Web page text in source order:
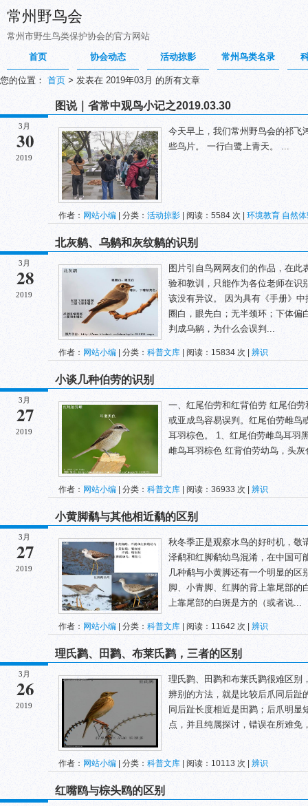
常州野鸟会
常州市野生鸟类保护协会的官方网站
首页
协会动态 活动掠影 常州鸟类名录
您的位置： 首页 > 发表在 2019年03月 的所有文章
3月
30
2019
图说｜省常中观鸟小记之2019.03.30
今天早上，我们常州野鸟会的祁飞
些鸟片。 一行白鹭上青天。 ...
作者： 网站小编 | 分类： 活动掠影 | 阅读：5584 次 | 环境教育 自然
3月
28
2019
北灰鹟、乌鹟和灰纹鹟的识别
图片引自鸟网网友们的作品，在此
验和教训，只能作为各位老师在识
该没有异议。 因为具有《手册》
圈白，眼先白；无半颈环；下体偏
判成乌鹟，为什么会误判...
作者： 网站小编 | 分类： 科普文库 | 阅读：15834 次 | 辨识
3月
27
2019
小谈几种伯劳的识别
一、红尾伯劳和红背伯劳 红尾伯
或亚成鸟容易误判。红尾伯劳雌鸟
耳羽棕色。 1、红尾伯劳雌鸟耳羽
雌鸟耳羽棕色 红背伯劳幼鸟，头
作者： 网站小编 | 分类： 科普文库 | 阅读：36933 次 | 辨识
3月
27
2019
小黄脚鹬与其他相近鹬的区别
秋冬季正是观察水鸟的好时机，敬
泽鹬和红脚鹬幼鸟混淆，在中国可
几种鹬与小黄脚还有一个明显的区
脚、小青脚、红脚的背上靠尾部的
上靠尾部的白斑是方的（或者说...
作者： 网站小编 | 分类： 科普文库 | 阅读：11642 次 | 辨识
3月
26
2019
理氏鹨、田鹨、布莱氏鹨，三者的区别
理氏鹨、田鹨和布莱氏鹨很难区别
辨别的方法，就是比较后爪同后趾
同后趾长度相近是田鹨；后爪明显
点，并且纯属探讨，错误在所难
作者： 网站小编 | 分类： 科普文库 | 阅读：10113 次 | 辨识
红嘴鸥与棕头鸥的区别